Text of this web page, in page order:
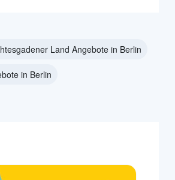
Land Angebote in Berlin
in Berlin